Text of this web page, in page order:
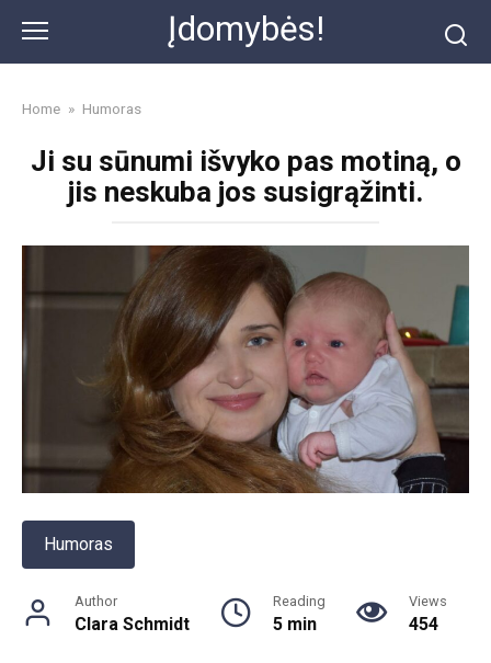
content
Įdomybės!
Home » Humoras
Ji su sūnumi išvyko pas motiną, o
jis neskuba jos susigrąžinti.
Humoras
Author
Clara Schmidt
Reading
5 min
Views
454